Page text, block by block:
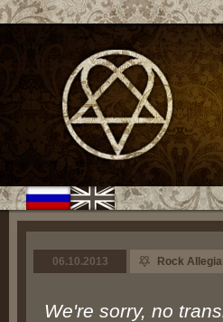
06.10.2013 Rock
We're sorry, no